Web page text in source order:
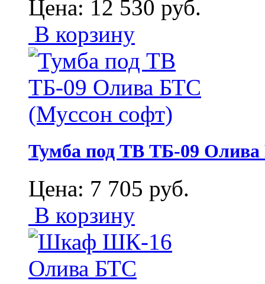
Цена: 12 530 руб.
В корзину
Тумба под ТВ ТБ-09
Цена: 7 705 руб.
В корзину